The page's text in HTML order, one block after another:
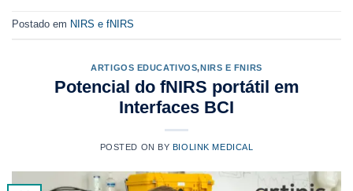
Postado em NIRS e fNIRS
ARTIGOS EDUCATIVOS,NIRS E FNIRS
Potencial do fNIRS portátil em
Interfaces BCI
POSTED ON BY BIOLINK MEDICAL